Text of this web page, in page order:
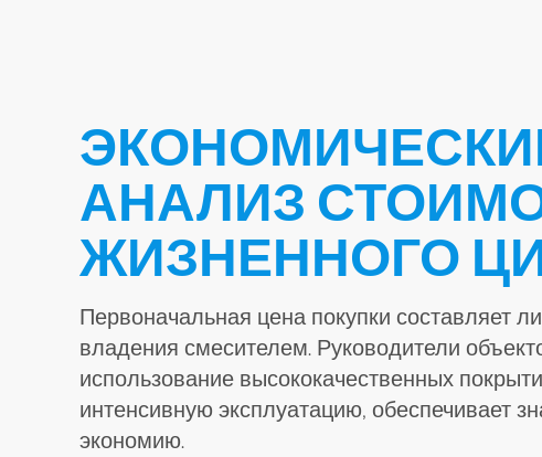
АНАЛИЗ
ЖИЗНЕННОГО
Первоначальная цена покупки составляет
владения смесителем. Руководители
использование высококачественных
интенсивную эксплуатацию, обеспечивает
экономию.